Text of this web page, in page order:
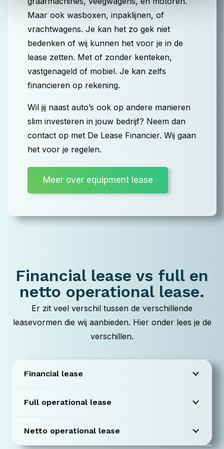
Maar ook wasboxen, inpaklijnen, of
vrachtwagens. Je kan het zo gek niet
bedenken of wij kunnen het voor je in de
lease zetten. Met of zonder kenteken,
vastgenageld of mobiel. Je kan zelfs
financieren op rekening.
Wil jij naast auto’s ook op andere manieren
slim investeren in jouw bedrijf? Neem dan
contact op met De Lease Financier. Wij gaan
het voor je regelen.
Meer over equipment lease
Financial lease vs full en
netto operational lease.
Er zit veel verschil tussen de verschillende
leasevormen die wij aanbieden. Hier onder lees je de
verschillen.
Financial lease
Full operational lease
Netto operational lease